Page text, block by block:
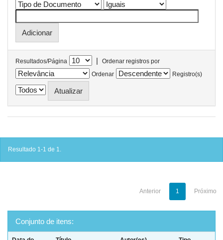
Resultados/Página |
Ordenar registros por
Ordenar
Registro(s)
Resultado 1-1 de 1.
Anterior 1 Próximo
Conjunto de itens: